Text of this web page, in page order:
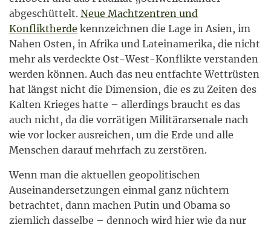
abgeschüttelt. Neue Machtzentren und
Konfliktherde kennzeichnen die Lage in Asien, im
Nahen Osten, in Afrika und Lateinamerika, die nicht
mehr als verdeckte Ost-West-Konflikte verstanden
werden können. Auch das neu entfachte Wettrüsten
hat längst nicht die Dimension, die es zu Zeiten des
Kalten Krieges hatte – allerdings braucht es das
auch nicht, da die vorrätigen Militärarsenale nach
wie vor locker ausreichen, um die Erde und alle
Menschen darauf mehrfach zu zerstören.
Wenn man die aktuellen geopolitischen
Auseinandersetzungen einmal ganz nüchtern
betrachtet, dann machen Putin und Obama so
ziemlich dasselbe – dennoch wird hier wie da nur